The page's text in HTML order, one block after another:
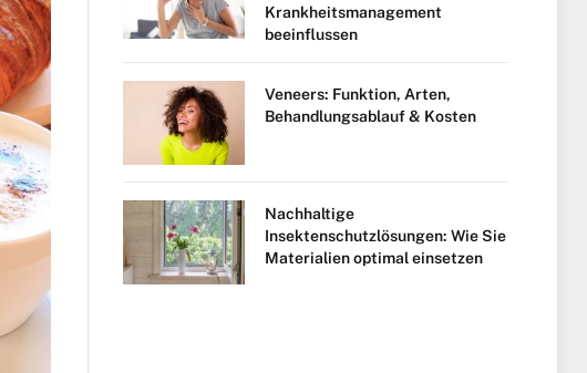
Krankheitsmanagement
beeinflussen
Veneers: Funktion, Arten,
Behandlungsablauf & Kosten
Nachhaltige
Insektenschutzlösungen: Wie Sie
Materialien optimal einsetzen